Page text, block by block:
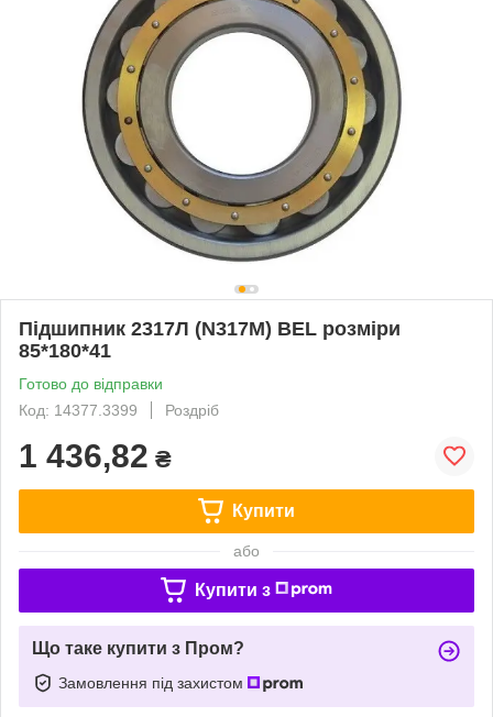
Підшипник 2317Л (N317M) BEL розміри
85*180*41
Готово до відправки
Код: 14377.3399
Роздріб
1 436,82 ₴
Купити
або
Купити з
Що таке купити з Пром?
Замовлення під захистом